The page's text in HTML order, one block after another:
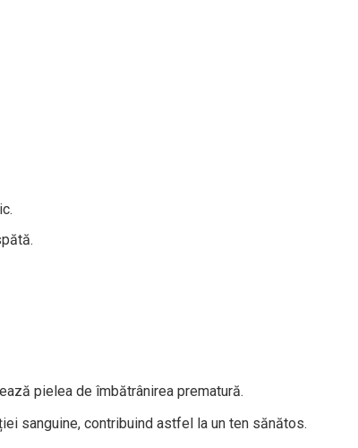
pielea de îmbătrânirea prematură.
sanguine, contribuind astfel la un ten sănătos.